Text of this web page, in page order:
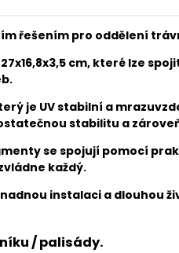
řešením pro oddělení
cm, které lze
je UV stabilní a
stabilitu a
se spojují pomocí
každý.
instalaci a dlouhou
/ palisády.